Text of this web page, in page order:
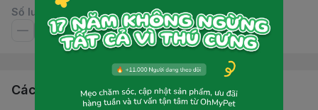
Số lượng
Các sản phẩm, dịch vụ khác